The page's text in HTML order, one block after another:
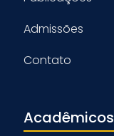
Admissões
Contato
Acadêmicos